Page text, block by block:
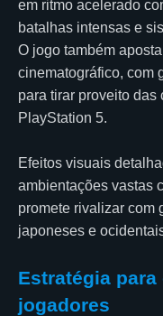
em ritmo acelerado
batalhas intensas e
O jogo também
cinematográfico, com
para tirar proveito
PlayStation 5.
Efeitos visuais
ambientações vastas
promete rivalizar com
japoneses e
Estratégia
jogadores